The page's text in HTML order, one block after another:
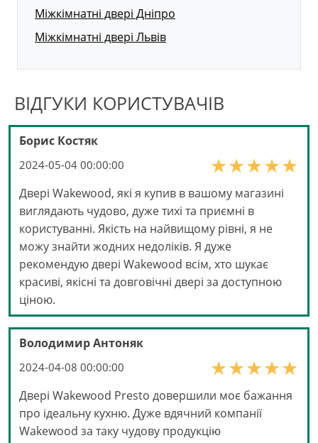
Міжкімнатні двері Дніпро
Міжкімнатні двері Львів
ВІДГУКИ КОРИСТУВАЧІВ
Борис Костяк
2024-05-04 00:00:00
Двері Wakewood, які я купив в вашому магазині
виглядають чудово, дуже тихі та приємні в
користуванні. Якість на найвищому рівні, я не
можу знайти жодних недоліків. Я дуже
рекомендую двері Wakewood всім, хто шукає
красиві, якісні та довговічні двері за доступною
ціною.
Володимир Антоняк
2024-04-08 00:00:00
Двері Wakewood Presto довершили моє бажання
про ідеальну кухню. Дуже вдячний компанії
Wakewood за таку чудову продукцію